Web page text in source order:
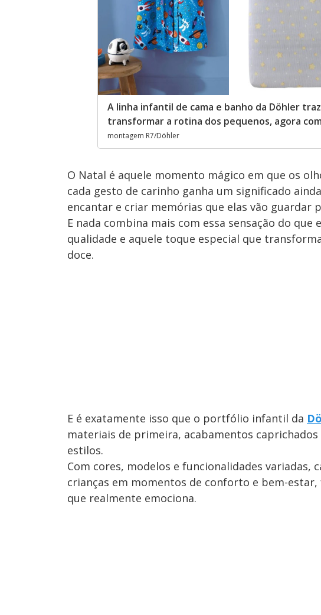
A linha infantil de cama e banho da Döhler
transformar a rotina dos pequenos, agora
montagem R7/Döhler
O Natal é aquele momento mágico em que os
cada gesto de carinho ganha um significado
encantar e criar memórias que elas vão guardar
E nada combina mais com essa sensação do
qualidade e aquele toque especial que
doce.
E é exatamente isso que o portfólio infantil da
materiais de primeira, acabamentos
estilos.
Com cores, modelos e funcionalidades variadas,
crianças em momentos de conforto e bem-
que realmente emociona.